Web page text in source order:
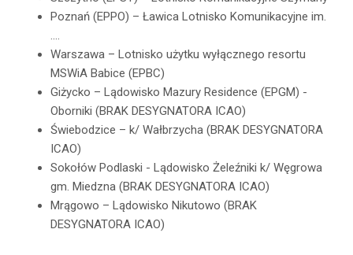
Poznań (EPPO) – Ławica Lotnisko Komunikacyjne im.
….
Warszawa – Lotnisko użytku wyłącznego resortu
MSWiA Babice (EPBC)
Giżycko – Lądowisko Mazury Residence (EPGM) -
Oborniki (BRAK DESYGNATORA ICAO)
Świebodzice – k/ Wałbrzycha (BRAK DESYGNATORA
ICAO)
Sokołów Podlaski - Lądowisko Żeleźniki k/ Węgrowa
gm. Miedzna (BRAK DESYGNATORA ICAO)
Mrągowo – Lądowisko Nikutowo (BRAK
DESYGNATORA ICAO)